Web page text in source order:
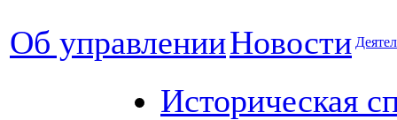
Об управленииНовости
Историческая